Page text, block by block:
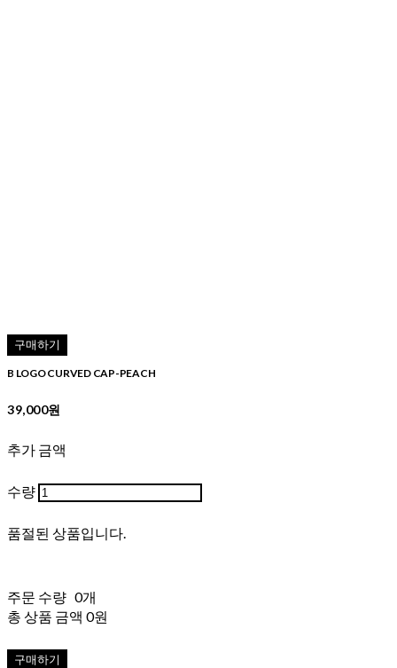
구매하기
B LOGO CURVED CAP-PEACH
39,000원
추가 금액
수량
품절된 상품입니다.
주문 수량 0개
총 상품 금액 0원
구매하기